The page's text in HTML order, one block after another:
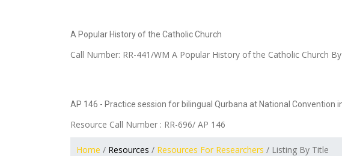
A Popular History of the Catholic Church
Call Number: RR-441/WM A Popular History of the Catholic Church
AP 146 - Practice session for bilingual Qurbana at National Convention
Resource Call Number : RR-696/ AP 146
Home / Resources / Resources For Researchers / Listing By Title